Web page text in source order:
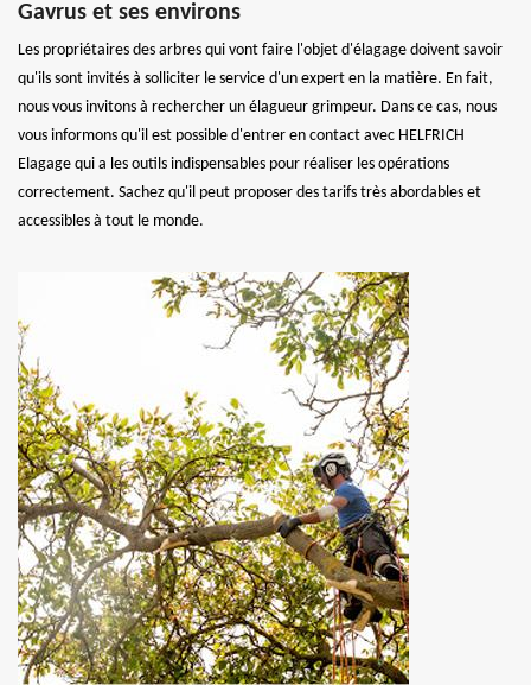
Gavrus et ses environs
Les propriétaires des arbres qui vont faire l'objet d'élagage doivent savoir
qu'ils sont invités à solliciter le service d'un expert en la matière. En fait,
nous vous invitons à rechercher un élagueur grimpeur. Dans ce cas, nous
vous informons qu'il est possible d'entrer en contact avec HELFRICH
Elagage qui a les outils indispensables pour réaliser les opérations
correctement. Sachez qu'il peut proposer des tarifs très abordables et
accessibles à tout le monde.